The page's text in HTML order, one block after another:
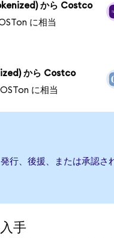
から Costco
に相当
から Costco
に相当
行、後援、または承認
手